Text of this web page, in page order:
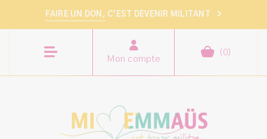
FAIRE UN DON, C’EST DEVENIR MILITANT >
Mon compte
( 0)